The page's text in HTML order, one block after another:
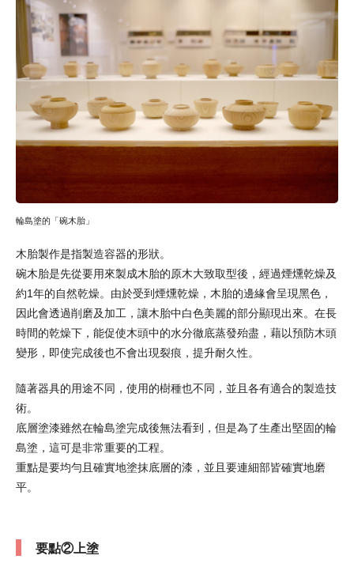
輪島塗的「碗木胎」
木胎製作是指製造容器的形狀。
碗木胎是先從要用來製成木胎的原木大致取型後，經過煙燻乾燥及
約1年的自然乾燥。由於受到煙燻乾燥，木胎的邊緣會呈現黑色，
因此會透過削磨及加工，讓木胎中白色美麗的部分顯現出來。在長
時間的乾燥下，能促使木頭中的水分徹底蒸發殆盡，藉以預防木頭
變形，即使完成後也不會出現裂痕，提升耐久性。
隨著器具的用途不同，使用的樹種也不同，並且各有適合的製造技
術。
底層塗漆雖然在輪島塗完成後無法看到，但是為了生產出堅固的輪
島塗，這可是非常重要的工程。
重點是要均勻且確實地塗抹底層的漆，並且要連細部皆確實地磨
平。
要點②上塗